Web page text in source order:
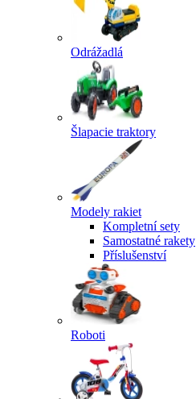
Odrážadlá
Šlapacie traktory
Modely rakiet
Kompletní sety
Samostatné rakety
Příslušenství
Roboti